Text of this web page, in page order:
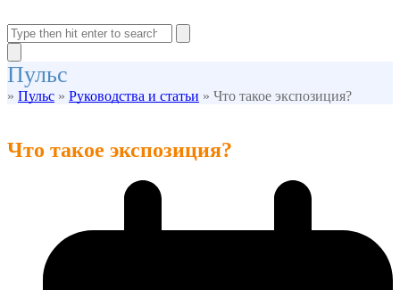
mobile
menu
mobile
menu
Search
Close
search
Пульс
» Пульс » Руководства и статьи » Что такое экспозиция?
Что такое экспозиция?